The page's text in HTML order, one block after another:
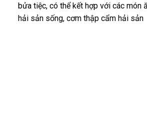
bửa tiệc, có thể kết hợp với các món
hải sản sống, cơm thập cẩm hải sản